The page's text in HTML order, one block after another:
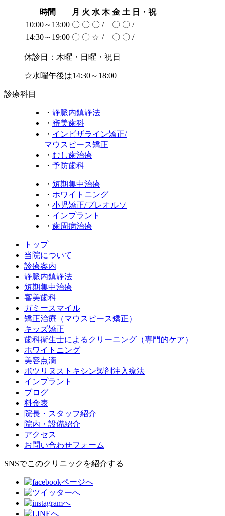
時間 月 火 水 木 金 土 日・祝
10:00～13:00 〇 〇 〇 / 〇 〇 /
14:30～19:00 〇 〇 ☆ / 〇 〇 /
休診日：木曜・日曜・祝日
☆水曜午後は14:30～18:00
診療科目
・ 静脈内鎮静法
・ 審美歯科
・ インビザライン矯正/
マウスピース矯正
・ むし歯治療
・ 予防歯科
・ 短期集中治療
・ ホワイトニング
・ 小児矯正/プレオルソ
・ インプラント
・ 歯周病治療
トップ
当院について
診療案内
静脈内鎮静法
短期集中治療
審美歯科
ガミースマイル
矯正治療（マウスピース矯正）
キッズ矯正
歯科衛生士によるクリーニング（専門的ケア）
ホワイトニング
美容点滴
ボツリヌストキシン製剤注入療法
インプラント
ブログ
料金表
院長・スタッフ紹介
院内・設備紹介
アクセス
お問い合わせフォーム
SNSでこのクリニックを紹介する